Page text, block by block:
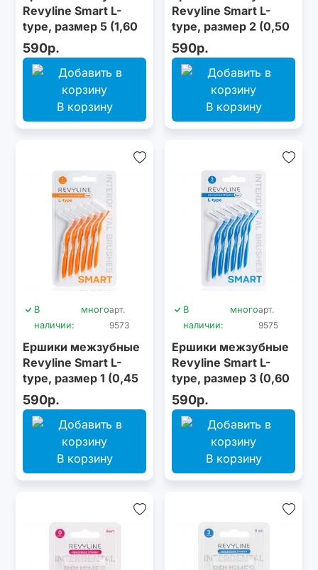
Revyline Smart L-
type, размер 5 (1,60
мм) зеленые, 6 шт.
590р.
В корзину
Revyline Smart L-
type, размер 2 (0,50
мм) красные, 6 шт.
590р.
В корзину
В
наличии:
многоарт.
9573
Ершики межзубные
Revyline Smart L-
type, размер 1 (0,45
мм) оранжевые, 6
шт.
590р.
В корзину
В
наличии:
многоарт.
9575
Ершики межзубные
Revyline Smart L-
type, размер 3 (0,60
мм) голубые, 6 шт.
590р.
В корзину